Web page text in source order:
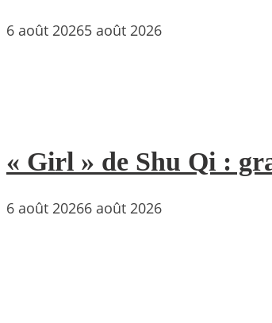
6 août 20265 août 2026
« Girl » de Shu Qi :
6 août 20266 août 2026